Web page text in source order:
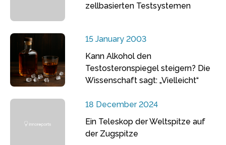
zellbasierten Testsystemen
15 January 2003
Kann Alkohol den
Testosteronspiegel steigern? Die
Wissenschaft sagt: „Vielleicht“
18 December 2024
Ein Teleskop der Weltspitze auf
der Zugspitze